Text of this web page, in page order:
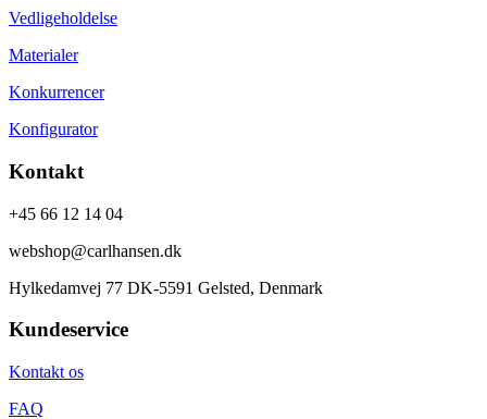
Vedligeholdelse
Materialer
Konkurrencer
Konfigurator
Kontakt
+45 66 12 14 04
webshop@carlhansen.dk
Hylkedamvej 77 DK-5591 Gelsted, Denmark
Kundeservice
Kontakt os
FAQ